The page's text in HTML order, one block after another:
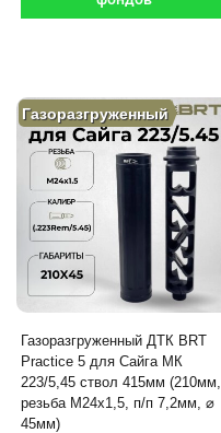
Газоразгруженный
Газоразгруженный ДТК BRT
Practice 5 для Сайга МК
223/5,45 ствол 415мм (210мм,
резьба М24х1,5, п/п 7,2мм, ⌀
45мм)